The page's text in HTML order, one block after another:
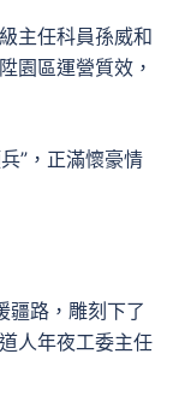
主任科員孫威和
園區運營質效，
”，正滿懷豪情
疆路，雕刻下了
道人年夜工委主任